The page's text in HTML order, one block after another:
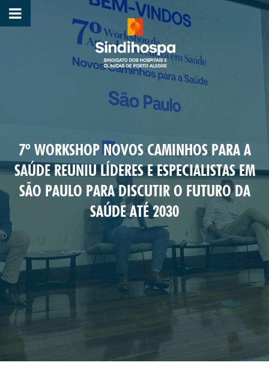
7º WORKSHOP NOVOS CAMINHOS PARA A
SAÚDE REUNIU LÍDERES E ESPECIALISTAS EM
SÃO PAULO PARA DISCUTIR O FUTURO DA
SAÚDE ATÉ 2030